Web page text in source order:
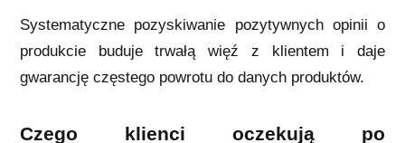
Systematyczne pozyskiwanie pozytywnych opinii o
produkcie buduje trwałą więź z klientem i daje
gwarancję częstego powrotu do danych produktów.
Czego klienci oczekują po